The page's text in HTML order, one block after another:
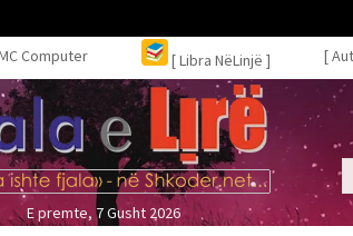
Computer [ Libra NëLinjë ] [
E premte, 7 Gusht 2026